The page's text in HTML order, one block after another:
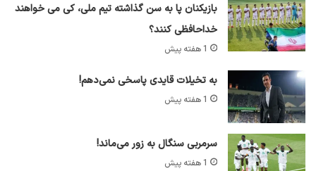
بازیکنان پا به سن گذاشته تیم ملی، کی می خواهند
خداحافظی کنند؟
1 هفته پیش
به تخیلات قایدی پاسخی نمی‌دهم!
1 هفته پیش
سرمربی سنگال به زور می‌ماند!
1 هفته پیش